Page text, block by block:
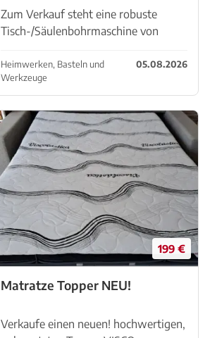
Zum Verkauf steht eine robuste
Tisch-/Säulenbohrmaschine von
Technische Daten laut Typenschild:
Hersteller: Flott Modell: TB 13/5 EK-
EC Leistung: 350 W Spannung: 230 ...
Heimwerken, Basteln und
Werkzeuge
05.08.2026
199 €
Matratze Topper NEU!
Verkaufe einen neuen! hochwertigen,